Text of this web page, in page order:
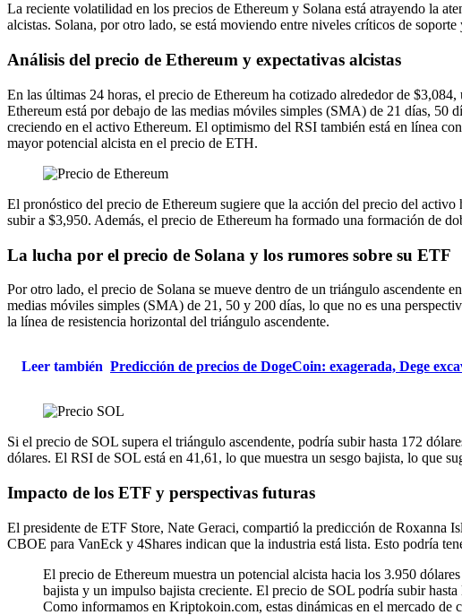
La reciente volatilidad en los precios de Ethereum y Solana está atrayendo la
alcistas. Solana, por otro lado, se está moviendo entre niveles críticos de
Análisis del precio de Ethereum y expectativas alcistas
En las últimas 24 horas, el precio de Ethereum ha cotizado alrededor de
Ethereum está por debajo de las medias móviles simples (SMA) de 21 días, 50
creciendo en el activo Ethereum. El optimismo del RSI también está en línea
mayor potencial alcista en el precio de ETH.
El pronóstico del precio de Ethereum sugiere que la acción del precio del
subir a $3,950. Además, el precio de Ethereum ha formado una formación de
La lucha por el precio de Solana y los rumores sobre su ETF
Por otro lado, el precio de Solana se mueve dentro de un triángulo ascendente
medias móviles simples (SMA) de 21, 50 y 200 días, lo que no es una
la línea de resistencia horizontal del triángulo ascendente.
Leer también Predicción de precios de DogeCoin: exagerada, Dege
Si el precio de SOL supera el triángulo ascendente, podría subir hasta 172
dólares. El RSI de SOL está en 41,61, lo que muestra un sesgo bajista, lo que
Impacto de los ETF y perspectivas futuras
El presidente de ETF Store, Nate Geraci, compartió la predicción de Roxanna
CBOE para VanEck y 4Shares indican que la industria está lista. Esto podría
El precio de Ethereum muestra un potencial alcista hacia los 3.950
bajista y un impulso bajista creciente. El precio de SOL podría subir
Como informamos en Kriptokoin.com, estas dinámicas en el mercado de